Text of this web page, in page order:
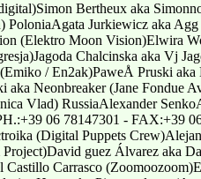
Bertheux aka
PoloniaAgata Jurkiewicz aka Agg
(Elektro Moon Vision)Elwira
Chalcinska aka Vj
/ En2ak)PaweÅ Pruski
Neonbreaker (Jane Fondue
Vlad) RussiaAlexander
06 78147301 - FAX:+39
(Digital Puppets
guez Álvarez aka
Carrasco